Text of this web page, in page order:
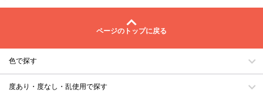
ページのトップに戻る
色で探す
度あり・度なし・乱使用で探す